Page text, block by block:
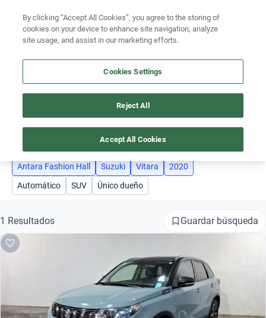
Ubicación
AUTOS SUZUKI VITARA 2020 ANTARA FASHION HALL
Busca por marca
Busca por año
Busca por marca
Busca por modelo
4
Antara Fashion Hall Suzuki Vitara
2020
Automático
SUV Único dueño
1 Resultados Guardar búsqueda
By clicking “Accept All Cookies”, you agree to the storing of
cookies on your device to enhance site navigation, analyze
site usage, and assist in our marketing efforts.
Cookies Settings
Reject All
Accept All Cookies